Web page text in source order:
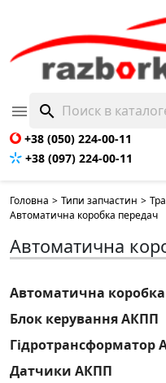
 search
+38 (050) 224-00-11
+38 (097) 224-00-11
Головна > Типи запчастин >
Автоматична коробка передач
Автоматична
Автоматична
Блок керування АКПП
Гідротрансформатор
Датчики АКПП